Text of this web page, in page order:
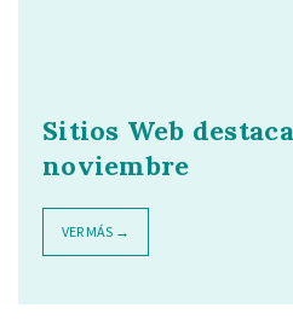
Sitios Web
noviembre
VER MÁS →